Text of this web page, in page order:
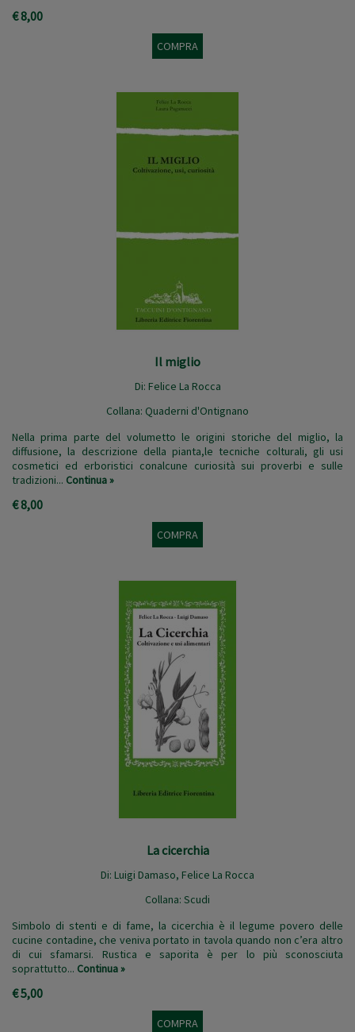
€ 8,00
COMPRA
Il miglio
Di: Felice La Rocca
Collana: Quaderni d'Ontignano
Nella prima parte del volumetto le origini storiche del miglio, la
diffusione, la descrizione della pianta,le tecniche colturali, gli usi
cosmetici ed erboristici conalcune curiosità sui proverbi e sulle
tradizioni... Continua »
€ 8,00
COMPRA
La cicerchia
Di: Luigi Damaso, Felice La Rocca
Collana: Scudi
Simbolo di stenti e di fame, la cicerchia è il legume povero delle
cucine contadine, che veniva portato in tavola quando non c’era altro
di cui sfamarsi. Rustica e saporita è per lo più sconosciuta
soprattutto... Continua »
€ 5,00
COMPRA